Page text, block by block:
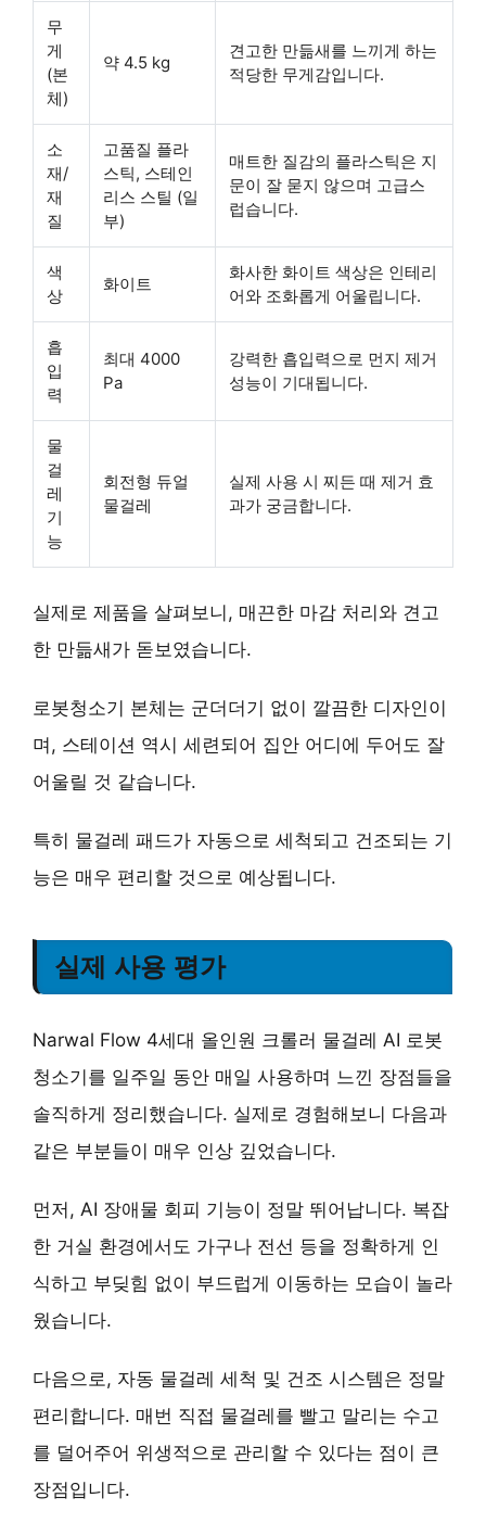
무
게
(본
체)
약 4.5 kg
견고한 만듦새를 느끼게 하는
적당한 무게감입니다.
소
재/
재
질
고품질 플라
스틱, 스테인
리스 스틸 (일
부)
매트한 질감의 플라스틱은 지
문이 잘 묻지 않으며 고급스
럽습니다.
색
상
화이트
화사한 화이트 색상은 인테리
어와 조화롭게 어울립니다.
흡
입
력
최대 4000
Pa
강력한 흡입력으로 먼지 제거
성능이 기대됩니다.
물
걸
레
기
능
회전형 듀얼
물걸레
실제 사용 시 찌든 때 제거 효
과가 궁금합니다.
실제로 제품을 살펴보니, 매끈한 마감 처리와 견고
한 만듦새가 돋보였습니다.
로봇청소기 본체는 군더더기 없이 깔끔한 디자인이
며, 스테이션 역시 세련되어 집안 어디에 두어도 잘
어울릴 것 같습니다.
특히 물걸레 패드가 자동으로 세척되고 건조되는 기
능은 매우 편리할 것으로 예상됩니다.
실제 사용 평가
Narwal Flow 4세대 올인원 크롤러 물걸레 AI 로봇
청소기를 일주일 동안 매일 사용하며 느낀 장점들을
솔직하게 정리했습니다. 실제로 경험해보니 다음과
같은 부분들이 매우 인상 깊었습니다.
먼저, AI 장애물 회피 기능이 정말 뛰어납니다. 복잡
한 거실 환경에서도 가구나 전선 등을 정확하게 인
식하고 부딪힘 없이 부드럽게 이동하는 모습이 놀라
웠습니다.
다음으로, 자동 물걸레 세척 및 건조 시스템은 정말
편리합니다. 매번 직접 물걸레를 빨고 말리는 수고
를 덜어주어 위생적으로 관리할 수 있다는 점이 큰
장점입니다.